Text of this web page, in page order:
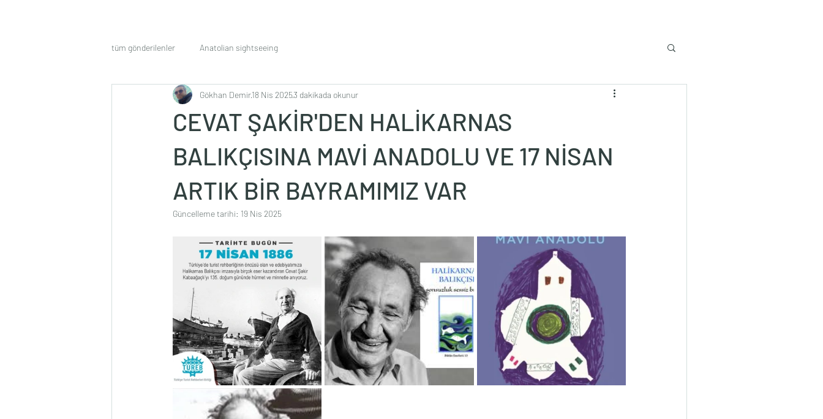
tüm gönderilenler Anatolian sightseeing
CEVAT ŞAKİR'DEN HALİKARNAS
BALIKÇISINA MAVİ ANADOLU VE 17 NİSAN
ARTIK BİR BAYRAMIMIZ VAR
Gökhan Demir18 Nis 20253 dakikada okunur
Güncelleme tarihi: 19 Nis 2025